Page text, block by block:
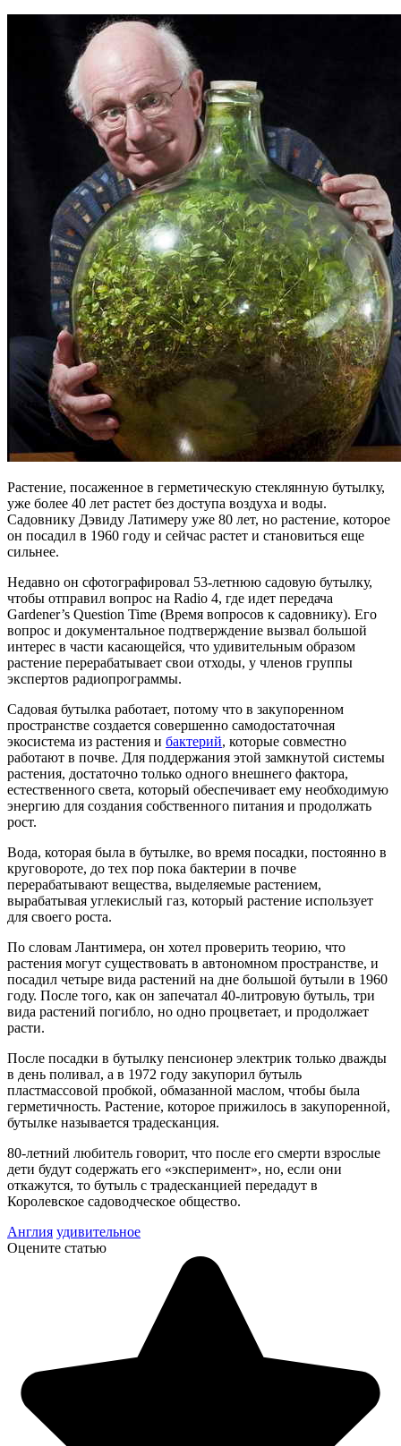
Растение, посаженное в герметическую стеклянную бутылку,
уже более 40 лет растет без доступа воздуха и воды.
Садовнику Дэвиду Латимеру уже 80 лет, но растение, которое
он посадил в 1960 году и сейчас растет и становиться еще
сильнее.
Недавно он сфотографировал 53-летнюю садовую бутылку,
чтобы отправил вопрос на Radio 4, где идет передача
Gardener’s Question Time (Время вопросов к садовнику). Его
вопрос и документальное подтверждение вызвал большой
интерес в части касающейся, что удивительным образом
растение перерабатывает свои отходы, у членов группы
экспертов радиопрограммы.
Садовая бутылка работает, потому что в закупоренном
пространстве создается совершенно самодостаточная
экосистема из растения и бактерий, которые совместно
работают в почве. Для поддержания этой замкнутой системы
растения, достаточно только одного внешнего фактора,
естественного света, который обеспечивает ему необходимую
энергию для создания собственного питания и продолжать
рост.
Вода, которая была в бутылке, во время посадки, постоянно в
круговороте, до тех пор пока бактерии в почве
перерабатывают вещества, выделяемые растением,
вырабатывая углекислый газ, который растение использует
для своего роста.
По словам Лантимера, он хотел проверить теорию, что
растения могут существовать в автономном пространстве, и
посадил четыре вида растений на дне большой бутыли в 1960
году. После того, как он запечатал 40-литровую бутыль, три
вида растений погибло, но одно процветает, и продолжает
расти.
После посадки в бутылку пенсионер электрик только дважды
в день поливал, а в 1972 году закупорил бутыль
пластмассовой пробкой, обмазанной маслом, чтобы была
герметичность. Растение, которое прижилось в закупоренной,
бутылке называется традесканция.
80-летний любитель говорит, что после его смерти взрослые
дети будут содержать его «эксперимент», но, если они
откажутся, то бутыль с традесканцией передадут в
Королевское садоводческое общество.
Англия удивительное
Оцените статью